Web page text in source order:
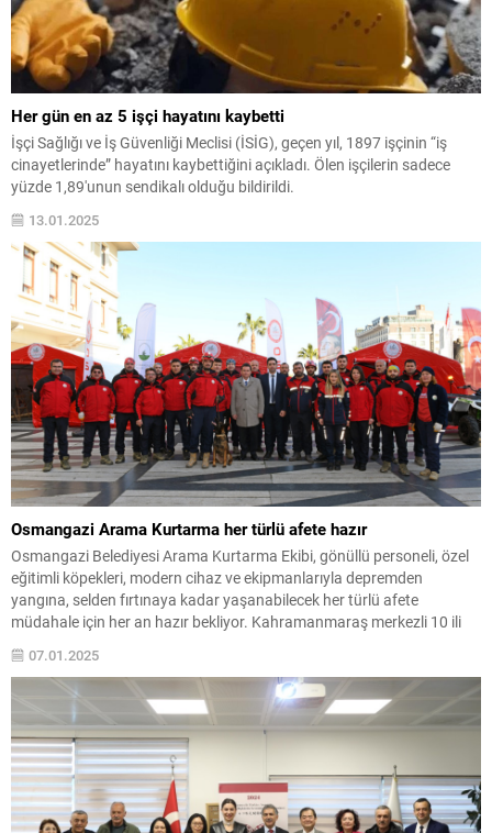
Her gün en az 5 işçi hayatını kaybetti
İşçi Sağlığı ve İş Güvenliği Meclisi (İSİG), geçen yıl, 1897 işçinin “iş
cinayetlerinde” hayatını kaybettiğini açıkladı. Ölen işçilerin sadece
yüzde 1,89'unun sendikalı olduğu bildirildi.
13.01.2025
Osmangazi Arama Kurtarma her türlü afete hazır
Osmangazi Belediyesi Arama Kurtarma Ekibi, gönüllü personeli, özel
eğitimli köpekleri, modern cihaz ve ekipmanlarıyla depremden
yangına, selden fırtınaya kadar yaşanabilecek her türlü afete
müdahale için her an hazır bekliyor. Kahramanmaraş merkezli 10 ili
başarılarıyla adını duyuran Osmangazi Belediyesi Arama Kurtarma
Ekibi, Türkiye’nin herhangi bir...
07.01.2025